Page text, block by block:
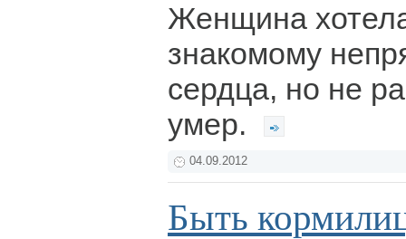
Женщина
знакомому
сердца, но не
умер.
04.09.2012
Быть